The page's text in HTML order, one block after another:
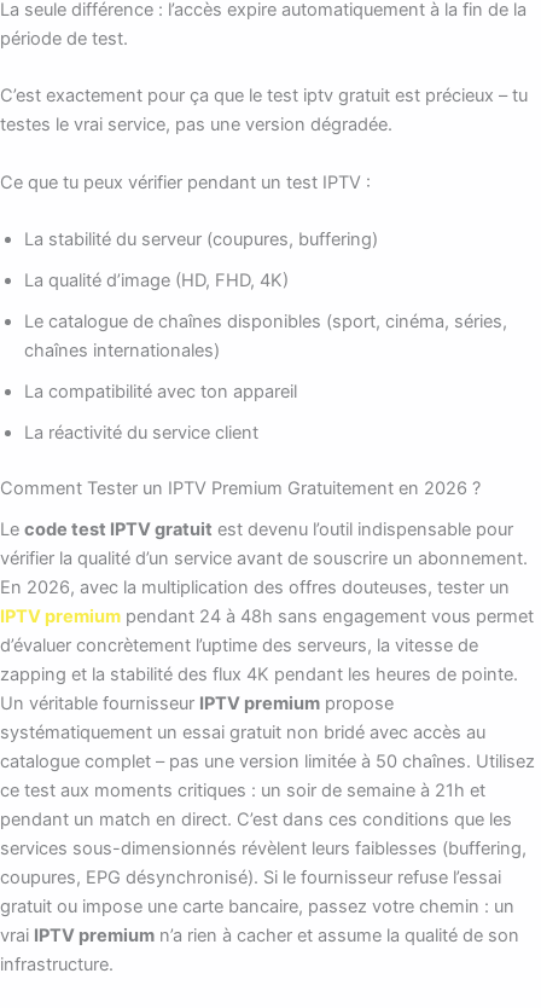
La seule différence : l’accès expire automatiquement à la fin de la
période de test.
C’est exactement pour ça que le test iptv gratuit est précieux – tu
testes le vrai service, pas une version dégradée.
Ce que tu peux vérifier pendant un test IPTV :
La stabilité du serveur (coupures, buffering)
La qualité d’image (HD, FHD, 4K)
Le catalogue de chaînes disponibles (sport, cinéma, séries,
chaînes internationales)
La compatibilité avec ton appareil
La réactivité du service client
Comment Tester un IPTV Premium Gratuitement en 2026 ?
Le code test IPTV gratuit est devenu l’outil indispensable pour
vérifier la qualité d’un service avant de souscrire un abonnement.
En 2026, avec la multiplication des offres douteuses, tester un
IPTV premium pendant 24 à 48h sans engagement vous permet
d’évaluer concrètement l’uptime des serveurs, la vitesse de
zapping et la stabilité des flux 4K pendant les heures de pointe.
Un véritable fournisseur IPTV premium propose
systématiquement un essai gratuit non bridé avec accès au
catalogue complet – pas une version limitée à 50 chaînes. Utilisez
ce test aux moments critiques : un soir de semaine à 21h et
pendant un match en direct. C’est dans ces conditions que les
services sous-dimensionnés révèlent leurs faiblesses (buffering,
coupures, EPG désynchronisé). Si le fournisseur refuse l’essai
gratuit ou impose une carte bancaire, passez votre chemin : un
vrai IPTV premium n’a rien à cacher et assume la qualité de son
infrastructure.